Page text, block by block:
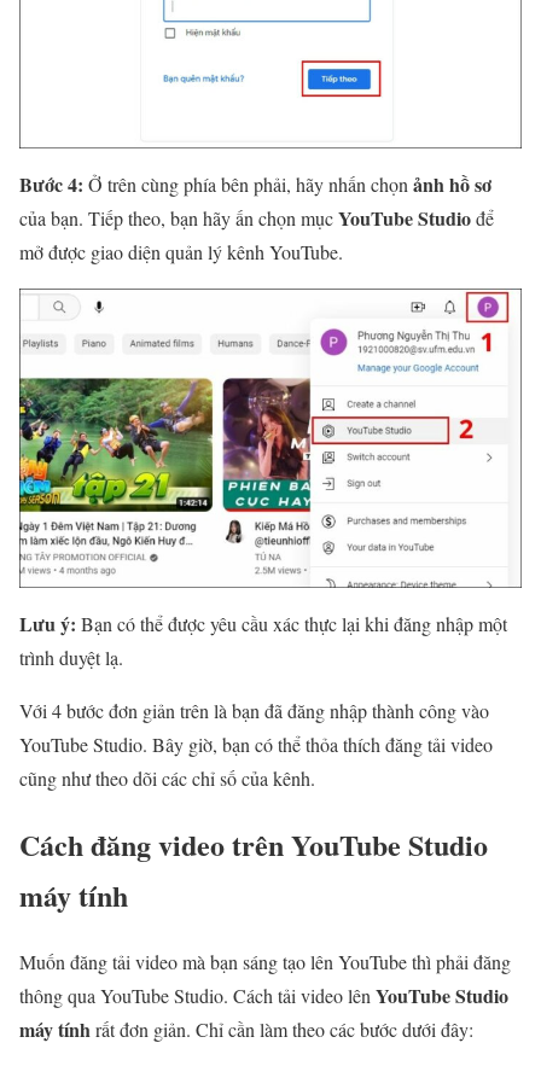
Bước 4: Ở trên cùng phía bên phải, hãy nhấn chọn ảnh hồ sơ
của bạn. Tiếp theo, bạn hãy ấn chọn mụcYouTube Studiođể
mở được giao diện quản lý kênh YouTube.
Lưu ý: Bạn có thể được yêu cầu xác thực lại khi đăng nhập một
trình duyệt lạ.
Với 4 bước đơn giản trên là bạn đã đăng nhập thành công vào
YouTube Studio. Bây giờ, bạn có thể thỏa thích đăng tải video
cũng như theo dõi các chỉ số của kênh.
Cách đăng video trên YouTube Studio
máy tính
Muốn đăng tải video mà bạn sáng tạo lên YouTube thì phải đăng
thông qua YouTube Studio. Cách tải video lên YouTube Studio
máy tính rất đơn giản. Chỉ cần làm theo các bước dưới đây: